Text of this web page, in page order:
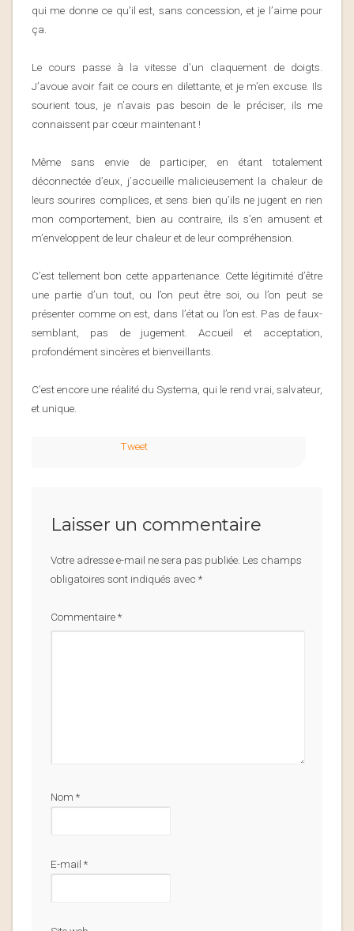
qui me donne ce qu’il est, sans concession, et je l’aime pour
ça.
Le cours passe à la vitesse d’un claquement de doigts.
J’avoue avoir fait ce cours en dilettante, et je m’en excuse. Ils
sourient tous, je n’avais pas besoin de le préciser, ils me
connaissent par cœur maintenant !
Même sans envie de participer, en étant totalement
déconnectée d’eux, j’accueille malicieusement la chaleur de
leurs sourires complices, et sens bien qu’ils ne jugent en rien
mon comportement, bien au contraire, ils s’en amusent et
m’enveloppent de leur chaleur et de leur compréhension.
C’est tellement bon cette appartenance. Cette légitimité d’être
une partie d’un tout, ou l’on peut être soi, ou l’on peut se
présenter comme on est, dans l’état ou l’on est. Pas de faux-
semblant, pas de jugement. Accueil et acceptation,
profondément sincères et bienveillants.
C’est encore une réalité du Systema, qui le rend vrai, salvateur,
et unique.
Tweet
Laisser un commentaire
Votre adresse e-mail ne sera pas publiée. Les champs
obligatoires sont indiqués avec *
Commentaire*
Nom *
E-mail *